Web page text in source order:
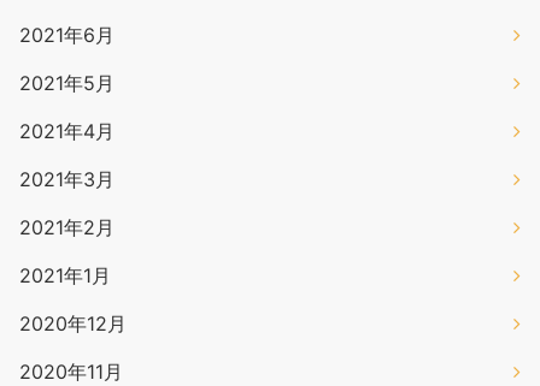
2021年6月
2021年5月
2021年4月
2021年3月
2021年2月
2021年1月
2020年12月
2020年11月